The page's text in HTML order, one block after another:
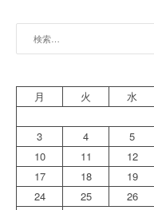
月
火 水
3
4 5
10
11 12
17
18 19
24
25 26